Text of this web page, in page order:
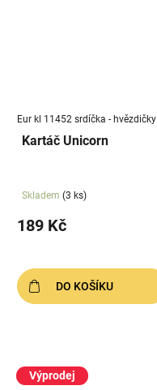
Eur kl 11452 srdíčka - hvězdičky
Kartáč Unicorn
Skladem (3 ks)
189 Kč
DO KOŠÍKU
Výprodej